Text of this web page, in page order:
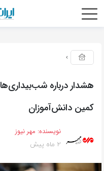
هشدار درباره
کمین دانش‌آموزان
نویسنده: مهر نیوز
2 ماه پیش